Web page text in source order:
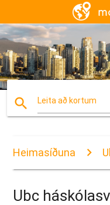
search Leita að kortum
Heimasíðuna
Ubc